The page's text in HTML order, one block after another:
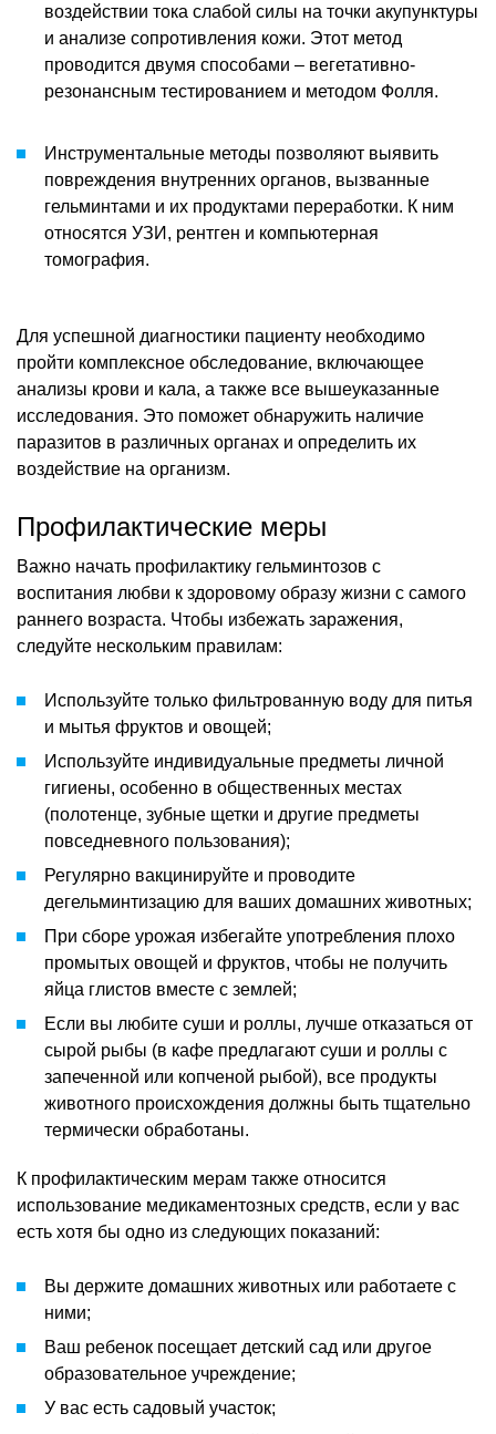
воздействии тока слабой силы на точки акупунктуры
и анализе сопротивления кожи. Этот метод
проводится двумя способами – вегетативно-
резонансным тестированием и методом Фолля.
Инструментальные методы позволяют выявить
повреждения внутренних органов, вызванные
гельминтами и их продуктами переработки. К ним
относятся УЗИ, рентген и компьютерная
томография.
Для успешной диагностики пациенту необходимо
пройти комплексное обследование, включающее
анализы крови и кала, а также все вышеуказанные
исследования. Это поможет обнаружить наличие
паразитов в различных органах и определить их
воздействие на организм.
Профилактические меры
Важно начать профилактику гельминтозов с
воспитания любви к здоровому образу жизни с самого
раннего возраста. Чтобы избежать заражения,
следуйте нескольким правилам:
Используйте только фильтрованную воду для питья
и мытья фруктов и овощей;
Используйте индивидуальные предметы личной
гигиены, особенно в общественных местах
(полотенце, зубные щетки и другие предметы
повседневного пользования);
Регулярно вакцинируйте и проводите
дегельминтизацию для ваших домашних животных;
При сборе урожая избегайте употребления плохо
промытых овощей и фруктов, чтобы не получить
яйца глистов вместе с землей;
Если вы любите суши и роллы, лучше отказаться от
сырой рыбы (в кафе предлагают суши и роллы с
запеченной или копченой рыбой), все продукты
животного происхождения должны быть тщательно
термически обработаны.
К профилактическим мерам также относится
использование медикаментозных средств, если у вас
есть хотя бы одно из следующих показаний:
Вы держите домашних животных или работаете с
ними;
Ваш ребенок посещает детский сад или другое
образовательное учреждение;
У вас есть садовый участок;